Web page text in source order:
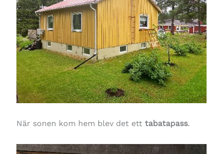
När sonen kom hem blev det ett tabatapass.